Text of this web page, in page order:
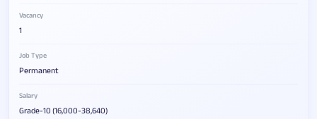
Vacancy
1
Job Type
Permanent
Salary
Grade-10 (16,000-38,640)